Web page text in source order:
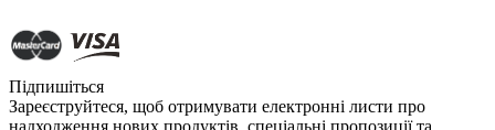
Підпишіться
Зареєструйтеся, щоб отримувати електронні листи про
надходження нових продуктів, спеціальні пропозиції та